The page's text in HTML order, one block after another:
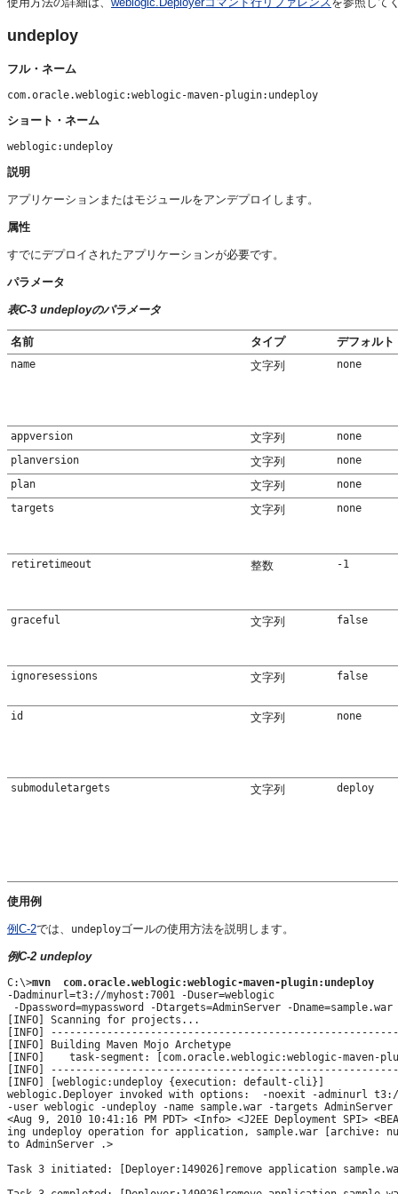
undeploy
フル・ネーム
com.oracle.weblogic:weblogic-maven-plugin:undeploy
ショート・ネーム
weblogic:undeploy
説明
アプリケーションまたはモジュールをアンデプロイします。
属性
すでにデプロイされたアプリケーションが必要です。
パラメータ
表C-3 undeployのパラメータ
名前 タイプ デフォルト
name 文字列 none
appversion 文字列
none
planversion
文字列
none
plan
文字列
none
targets
文字列 none
retiretimeout 整数 -1
graceful 文字列 false
ignoresessions 文字列 false
id 文字列 none
submoduletargets 文字列 deploy
使用例
例C-2では、 undeployゴールの使用方法を説明します。
例C-2 undeploy
C:\>mvn  com.oracle.weblogic:weblogic-maven-plugin:undeploy
-Dadminurl=t3://myhost:7001 -Duser=weblogic
-Dpassword=mypassword -Dtargets=AdminServer -Dname=sample.war
[INFO] Scanning for projects...
[INFO]
[INFO] Building Maven Mojo Archetype
[INFO]    task-segment: [com.oracle.weblogic:weblogic-maven-
[INFO]
[INFO] [weblogic:undeploy {execution: default-cli}]
weblogic.Deployer invoked with options:  -noexit -adminurl t3://
-user weblogic -undeploy -name sample.war -targets AdminServer
<Aug 9, 2010 10:41:16 PM PDT> <Info> <J2EE Deployment SPI>
ing undeploy operation for application, sample.war [archive:
to AdminServer .>
Task 3 initiated: [Deployer:149026]remove application